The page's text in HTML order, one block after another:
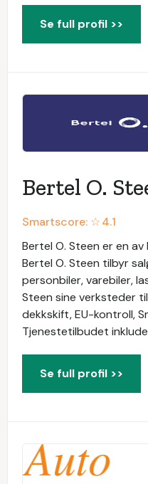
Se full profil >>
Bertel O.
Smartscore: ☆4.1
Bertel O. Steen er en
Bertel O. Steen tilbyr
personbiler, varebiler,
Steen sine verksteder
dekkskift, EU-kontroll,
Tjenestetilbudet
Se full profil >>